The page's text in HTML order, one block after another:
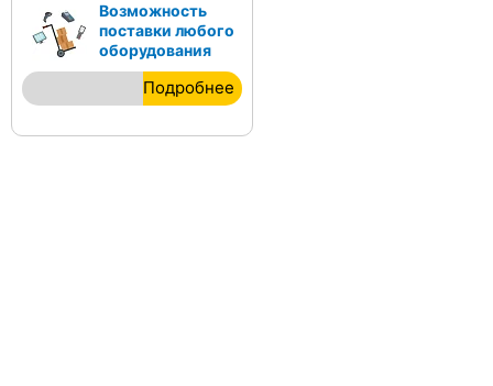
Возможность
поставки любого
оборудования
Подробнее